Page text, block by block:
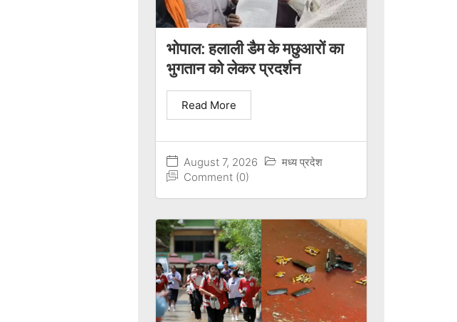
भोपाल: हलाली डैम के मछुआरों का
भुगतान को लेकर प्रदर्शन
August 7, 2026
मध्य प्रदेश
Comment (0)
Read More